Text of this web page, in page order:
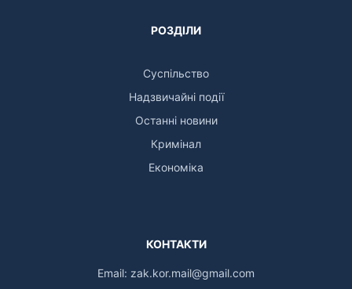
РОЗДІЛИ
Суспільство
Надзвичайні події
Останні новини
Кримінал
Економіка
КОНТАКТИ
Email: zak.kor.mail@gmail.com